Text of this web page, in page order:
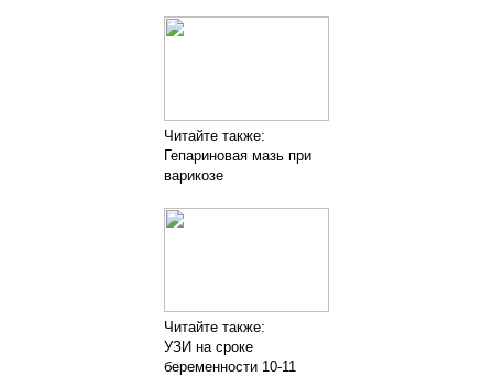
Читайте также:
Гепариновая мазь при
варикозе
Читайте также:
УЗИ на сроке
беременности 10-11